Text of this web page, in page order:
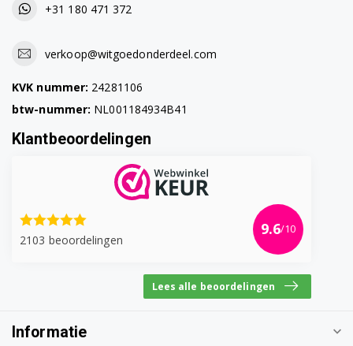
+31 180 471 372
verkoop@witgoedonderdeel.com
KVK nummer: 24281106
btw-nummer: NL001184934B41
Klantbeoordelingen
2103 beoordelingen
9.6/10
Lees alle beoordelingen
Informatie